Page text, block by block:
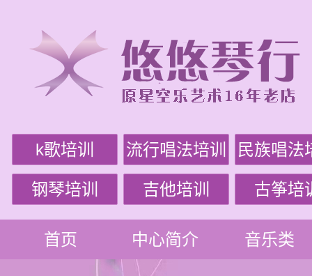
k歌培训 流行唱法培训 民族唱法
钢琴培训 吉他培训 古筝培
首页 中心简介 音乐类